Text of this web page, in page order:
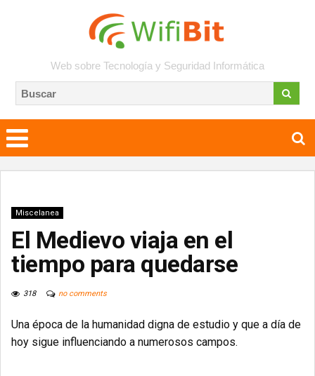
Web sobre Tecnología y Seguridad Informática
Miscelanea
El Medievo viaja en el
tiempo para quedarse
318 no comments
Una época de la humanidad digna de estudio y que a día de
hoy sigue influenciando a numerosos campos.